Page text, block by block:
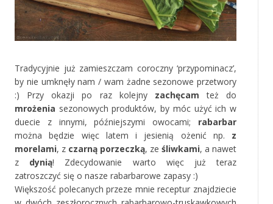
Tradycyjnie już zamieszczam coroczny ‘przypominacz’,
by nie umknęły nam / wam żadne sezonowe przetwory
:) Przy okazji po raz kolejny zachęcam też do
mrożenia sezonowych produktów, by móc użyć ich w
duecie z innymi, późniejszymi owocami; rabarbar
można będzie więc latem i jesienią ożenić np. z
morelami, z czarną porzeczką, ze śliwkami, a nawet
z dynią! Zdecydowanie warto więc już teraz
zatroszczyć się o nasze rabarbarowe zapasy :)
Większość polecanych przeze mnie receptur znajdziecie